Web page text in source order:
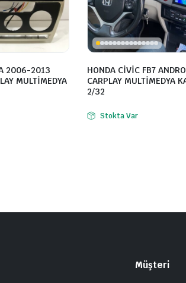
2006-2013
MULTİMEDYA
HONDA CİVİC FB7
CARPLAY MULTİMEDYA
2/32
Stokta Var
Müşteri